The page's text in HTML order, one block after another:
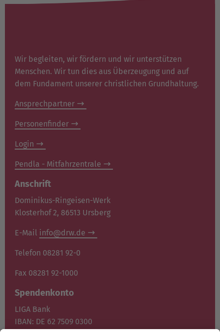
Wir begleiten, wir fördern und wir unterstützen
Menschen. Wir tun dies aus Überzeugung und auf
dem Fundament unserer christlichen Grundhaltung.
Ansprechpartner
Personenfinder
Login
Pendla - Mitfahrzentrale
Anschrift
Dominikus-Ringeisen-Werk
Klosterhof 2, 86513 Ursberg
E-Mail info@drw.de
Telefon 08281 92-0
Fax 08281 92-1000
Spendenkonto
LIGA Bank
IBAN: DE 62 7509 0300